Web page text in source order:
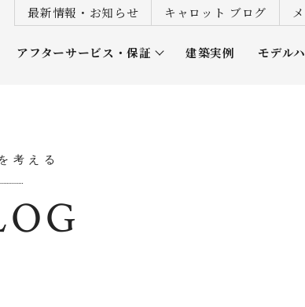
最新情報・お知らせ キャロット ブログ
アフターサービス・保証 建築実例 モデル
考える